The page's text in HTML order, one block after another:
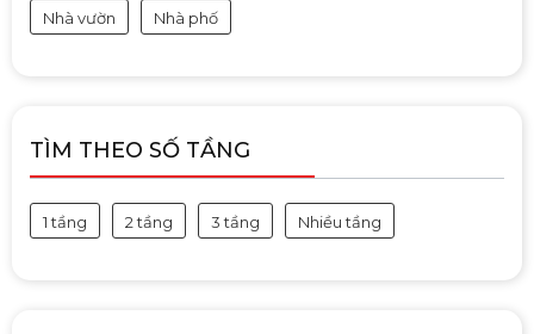
Nhà vườn Nhà phố
TÌM THEO SỐ TẦNG
1 tầng 2 tầng 3 tầng Nhiều tầng